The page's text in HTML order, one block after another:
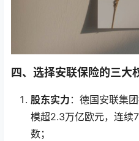
四、选择安联保险的三大
股东实力 ：德国安联集
模超2.3万亿欧元，连续
数；